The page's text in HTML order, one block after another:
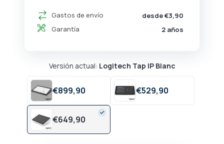
Gastos de envío
desde €3,90
Garantía
2 años
Versión actual: Logitech Tap IP Blanc
€899,90 €529,90
€649,90